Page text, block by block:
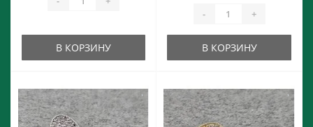
В КОРЗИНУ
- +
В КОРЗИНУ